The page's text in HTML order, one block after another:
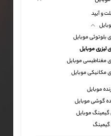
و آیپد
بلوتوثی موبایل
لیزری موبایل
مغناطیسی موبایل
مکانیکی موبایل
موبایل
گوشی موبایل
گیمینگ موبایل
گیمینگ